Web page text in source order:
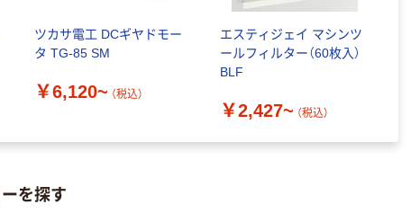
ツカサ電工 DCギヤドモー
タ TG-85 SM
￥6,120~ （税込）
エスティジェイ マシンツ
ールフィルター（60枚入）
BLF
￥2,427~ （税込）
を探す